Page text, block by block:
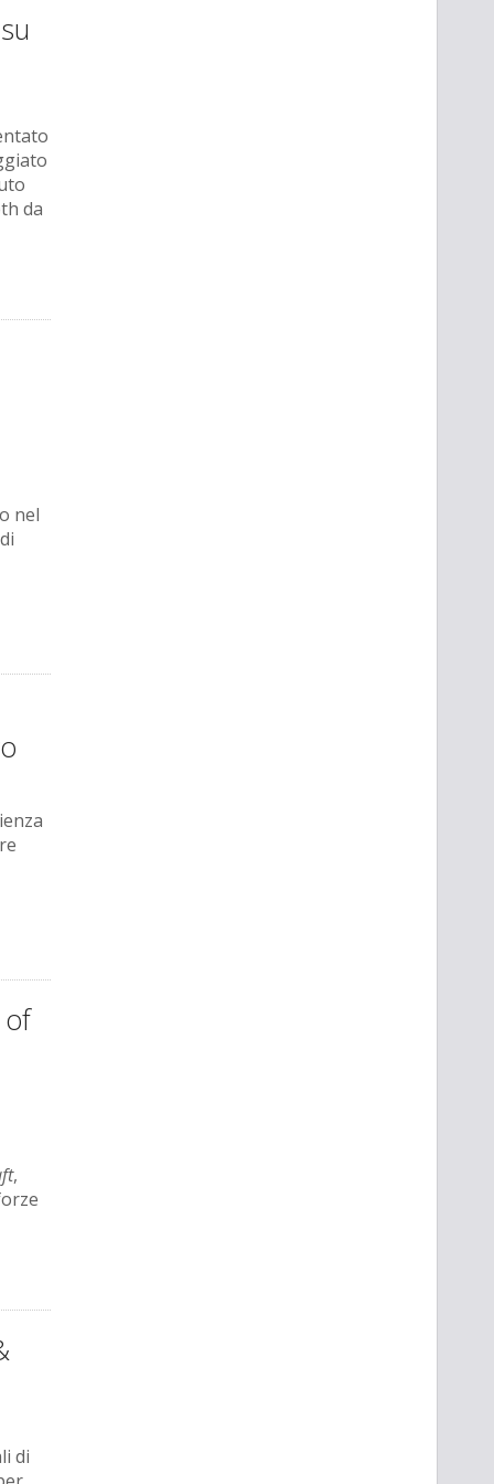
da
nel
of
,
di